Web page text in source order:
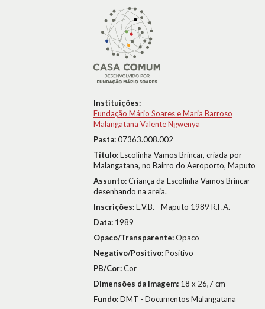
Instituições:
Fundação Mário Soares e Maria Barroso
Malangatana Valente Ngwenya
Pasta:07363.008.002
Título:Escolinha Vamos Brincar, criada por
Malangatana, no Bairro do Aeroporto, Maputo
Assunto:Criança da Escolinha Vamos Brincar
desenhando na areia.
Inscrições:E.V.B. - Maputo 1989 R.F.A.
Data: 1989
Opaco/Transparente:Opaco
Negativo/Positivo:Positivo
PB/Cor:Cor
Dimensões da Imagem: 18 x 26,7 cm
Fundo:DMT - Documentos Malangatana